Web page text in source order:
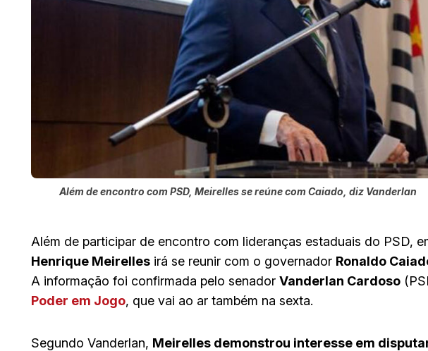
Além de encontro com PSD, Meirelles se reúne com Caiado, diz Vanderlan
Além de participar de encontro com lideranças estaduais do PSD,
Henrique Meirelles irá se reunir com o governador Ronaldo
A informação foi confirmada pelo senador Vanderlan Cardoso
Poder em Jogo, que vai ao ar também na sexta.
Segundo Vanderlan, Meirelles demonstrou interesse em